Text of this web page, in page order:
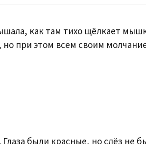
как там тихо щёлкает
при этом всем своим
были красные, но слёз не